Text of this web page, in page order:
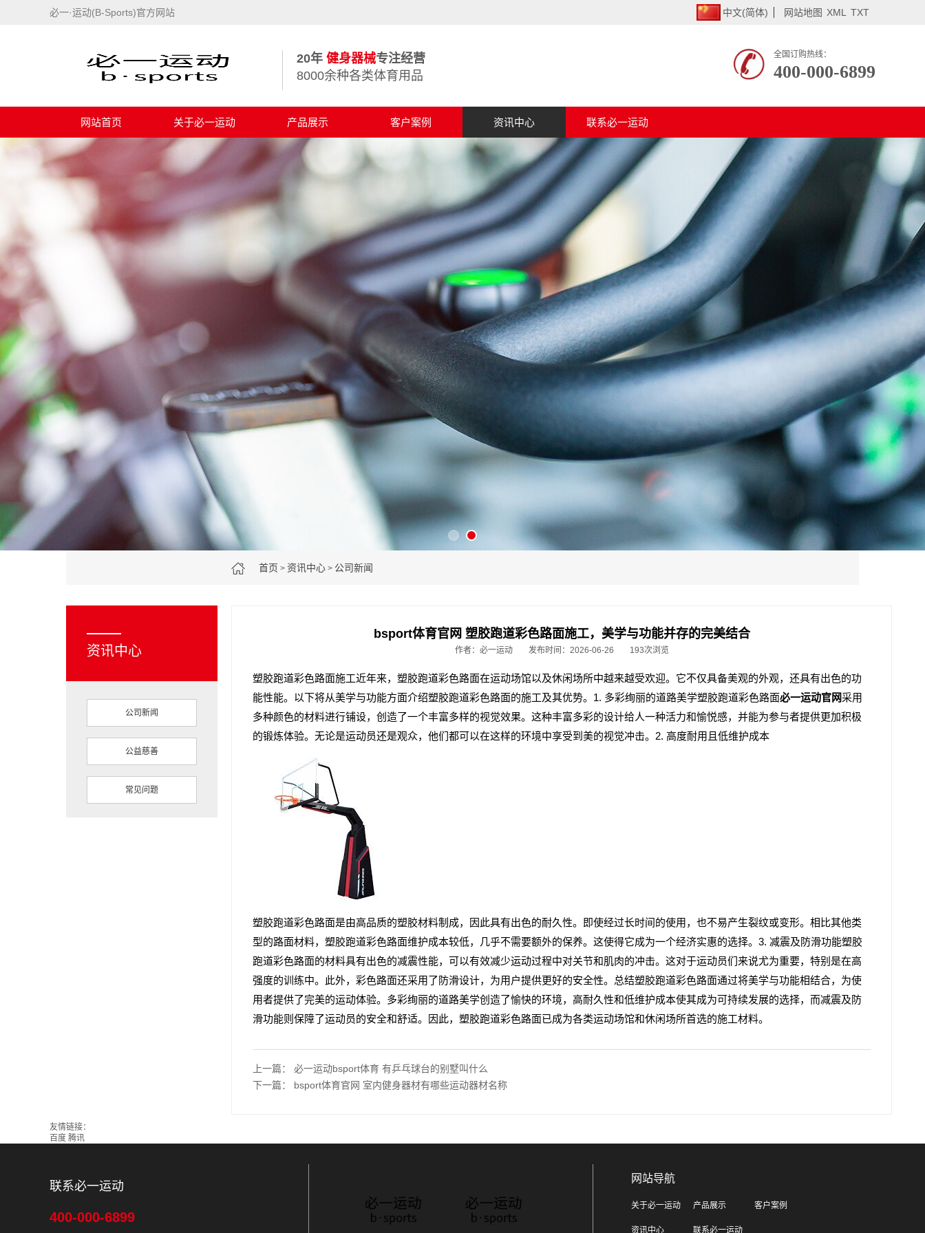
必一·运动(B-Sports)官方网站 中文(简体) 网站地图 XML TXT
20年 健身器械专注经营
8000余种各类体育用品
全国订购热线：
400-000-6899
网站首页 关于必一运动 产品展示 客户案例 资讯中心 联系必一运动
首页 >资讯中心 > 公司新闻
资讯中心
公司新闻
公益慈善
常见问题
bsport体育官网 塑胶跑道彩色路面施工，美学与功能并存的完美结合
作者：必一运动 发布时间：2026-06-26 193次浏览
塑胶跑道彩色路面施工近年来，塑胶跑道彩色路面在运动场馆以及休闲场所中越来越受欢迎。它不仅具备美观的外观，还具有出色的功
能性能。以下将从美学与功能方面介绍塑胶跑道彩色路面的施工及其优势。1. 多彩绚丽的道路美学塑胶跑道彩色路面必一运动官网采用
多种颜色的材料进行铺设，创造了一个丰富多样的视觉效果。这种丰富多彩的设计给人一种活力和愉悦感，并能为参与者提供更加积极
的锻炼体验。无论是运动员还是观众，他们都可以在这样的环境中享受到美的视觉冲击。2. 高度耐用且低维护成本
塑胶跑道彩色路面是由高品质的塑胶材料制成，因此具有出色的耐久性。即使经过长时间的使用，也不易产生裂纹或变形。相比其他类
型的路面材料，塑胶跑道彩色路面维护成本较低，几乎不需要额外的保养。这使得它成为一个经济实惠的选择。3. 减震及防滑功能塑胶
跑道彩色路面的材料具有出色的减震性能，可以有效减少运动过程中对关节和肌肉的冲击。这对于运动员们来说尤为重要，特别是在高
强度的训练中。此外，彩色路面还采用了防滑设计，为用户提供更好的安全性。总结塑胶跑道彩色路面通过将美学与功能相结合，为使
用者提供了完美的运动体验。多彩绚丽的道路美学创造了愉快的环境，高耐久性和低维护成本使其成为可持续发展的选择，而减震及防
滑功能则保障了运动员的安全和舒适。因此，塑胶跑道彩色路面已成为各类运动场馆和休闲场所首选的施工材料。
上一篇：必一运动bsport体育 有乒乓球台的别墅叫什么
下一篇： bsport体育官网 室内健身器材有哪些运动器材名称
友情链接：
百度 腾讯
联系必一运动
400-000-6899
网站导航
关于必一运动 产品展示 客户案例
资讯中心 联系必一运动